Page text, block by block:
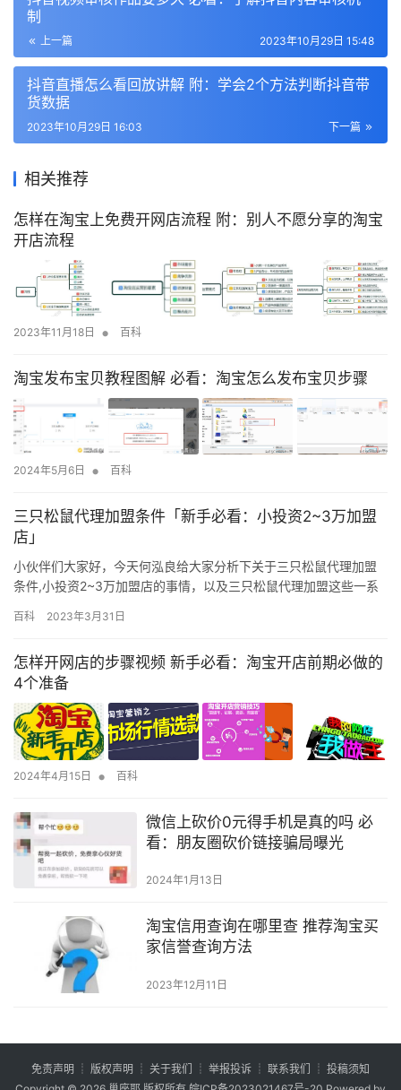
制
上一篇 2023年10月29日 15:48
抖音直播怎么看回放讲解 附：学会2个方法判断抖音带
货数据
下一篇
2023年10月29日 16:03
相关推荐
怎样在淘宝上免费开网店流程 附：别人不愿分享的淘宝
开店流程
2023年11月18日 • 百科
淘宝发布宝贝教程图解 必看：淘宝怎么发布宝贝步骤
2024年5月6日 • 百科
三只松鼠代理加盟条件「新手必看：小投资2~3万加盟
店」
小伙伴们大家好，今天何泓良给大家分析下关于三只松鼠代理加盟
条件,小投资2~3万加盟店的事情，以及三只松鼠代理加盟这些一系
表达的意思。相信你很快就能掌握！你离大牛越来越近了！ 很多创
要多少钱，因为只有做好了一切准备，加盟三只松鼠的成功率才会
更高。…
百科 2023年3月31日
怎样开网店的步骤视频 新手必看：淘宝开店前期必做的
4个准备
2024年4月15日 • 百科
微信上砍价0元得手机是真的吗 必
看：朋友圈砍价链接骗局曝光
2024年1月13日
淘宝信用查询在哪里查 推荐淘宝买
家信誉查询方法
2023年12月11日
免责声明 ┊ 版权声明 ┊ 关于我们 ┊ 举报投诉 ┊ 联系我们 ┊ 投稿须知